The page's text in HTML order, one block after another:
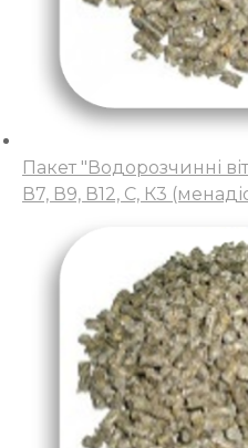
Пакет "Водорозчинні
В7, В9, В12, С, К3